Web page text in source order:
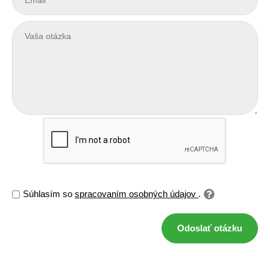
Súhlasím so spracovaním osobných údajov .
Odoslať otázku